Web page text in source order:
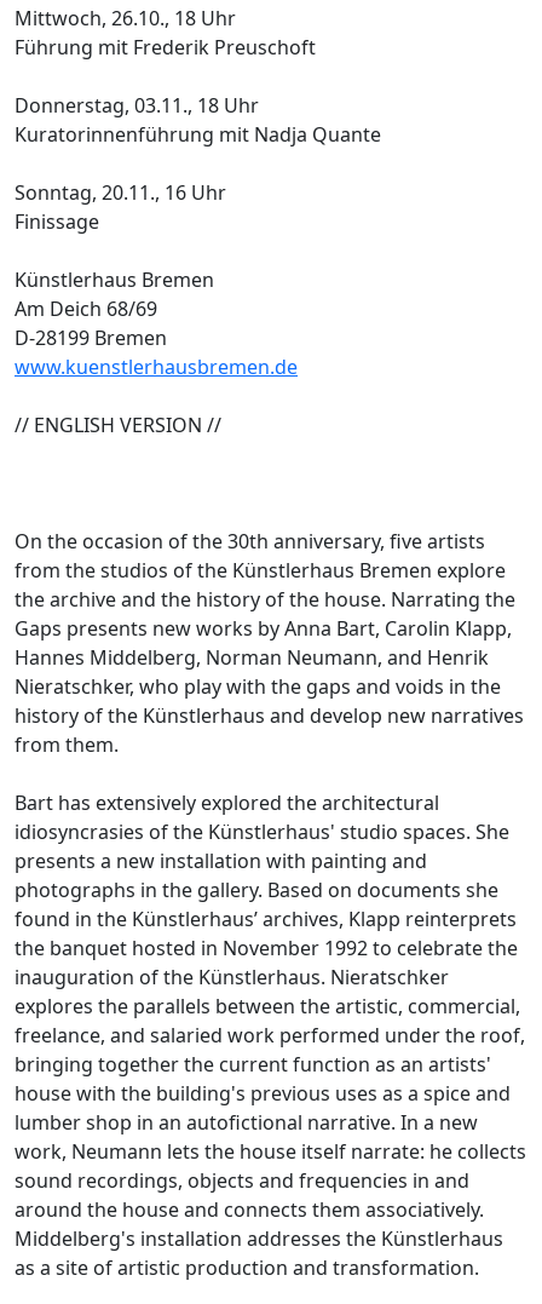
Mittwoch, 26.10., 18 Uhr
Führung mit Frederik Preuschoft
Donnerstag, 03.11., 18 Uhr
Kuratorinnenführung mit Nadja Quante
Sonntag, 20.11., 16 Uhr
Finissage
Künstlerhaus Bremen
Am Deich 68/69
D-28199 Bremen
www.kuenstlerhausbremen.de
// ENGLISH VERSION //
On the occasion of the 30th anniversary, five artists
from the studios of the Künstlerhaus Bremen explore
the archive and the history of the house. Narrating the
Gaps presents new works by Anna Bart, Carolin Klapp,
Hannes Middelberg, Norman Neumann, and Henrik
Nieratschker, who play with the gaps and voids in the
history of the Künstlerhaus and develop new narratives
from them.
Bart has extensively explored the architectural
idiosyncrasies of the Künstlerhaus' studio spaces. She
presents a new installation with painting and
photographs in the gallery. Based on documents she
found in the Künstlerhaus’ archives, Klapp reinterprets
the banquet hosted in November 1992 to celebrate the
inauguration of the Künstlerhaus. Nieratschker
explores the parallels between the artistic, commercial,
freelance, and salaried work performed under the roof,
bringing together the current function as an artists'
house with the building's previous uses as a spice and
lumber shop in an autofictional narrative. In a new
work, Neumann lets the house itself narrate: he collects
sound recordings, objects and frequencies in and
around the house and connects them associatively.
Middelberg's installation addresses the Künstlerhaus
as a site of artistic production and transformation.